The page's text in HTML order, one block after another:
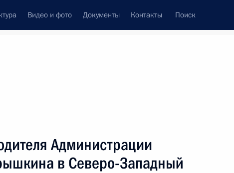
Видео и фото Документы Контакты Поиск
Администрации
в Северо-Западный